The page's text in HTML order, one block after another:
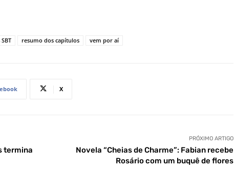
resumo dos capítulos vem por aí
X
termina
PRÓXIMO ARTIGO
Novela “Cheias de Charme”: Fabian recebe
Rosário com um buquê de flores